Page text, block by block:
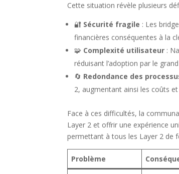
Cette situation révèle plusieurs
🔐 Sécurité fragile : Les
financières conséquentes à la
🧩 Complexité utilisateur :
réduisant l’adoption par le
🔄 Redondance des
2, augmentant ainsi les coûts
Face à ces difficultés, la
Layer 2 et offrir une expérience
permettant à tous les Layer 2 de
Problème